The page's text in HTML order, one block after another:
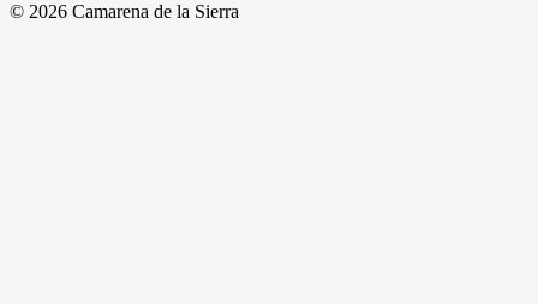
© 2026 Camarena de la Sierra